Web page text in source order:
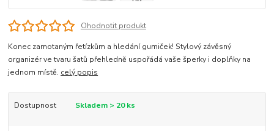
Ohodnotit produkt
Konec zamotaným řetízkům a hledání gumiček! Stylový závěsný
organizér ve tvaru šatů přehledně uspořádá vaše šperky i doplňky na
jednom místě. celý popis
Dostupnost Skladem > 20 ks